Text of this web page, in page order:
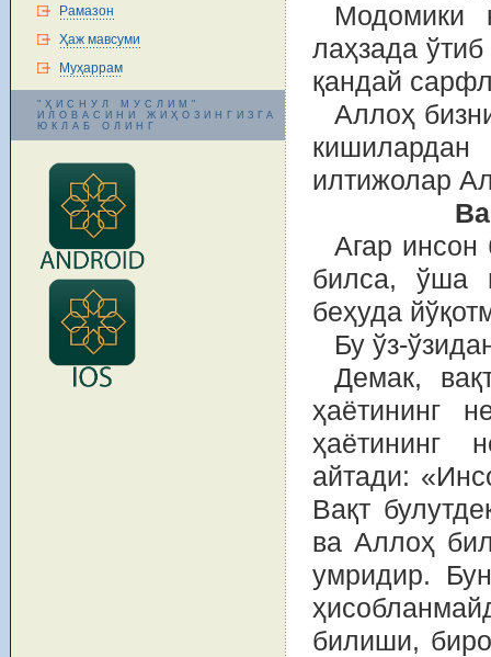
Рамазон
Ҳаж мавсуми
Муҳаррам
"ҲИСНУЛ МУСЛИМ"
ИЛОВАСИНИ ЖИҲОЗИНГИЗГА
ЮКЛАБ ОЛИНГ
Модомики
лаҳзада
қандай
Аллоҳ
илтижолар
Агар инсон
билса, ўша
беҳуда
Бу ўз-
Демак,
ҳаётининг
ҳаётининг
айтади:
Вақт
ва Аллоҳ
умридир.
билиши,